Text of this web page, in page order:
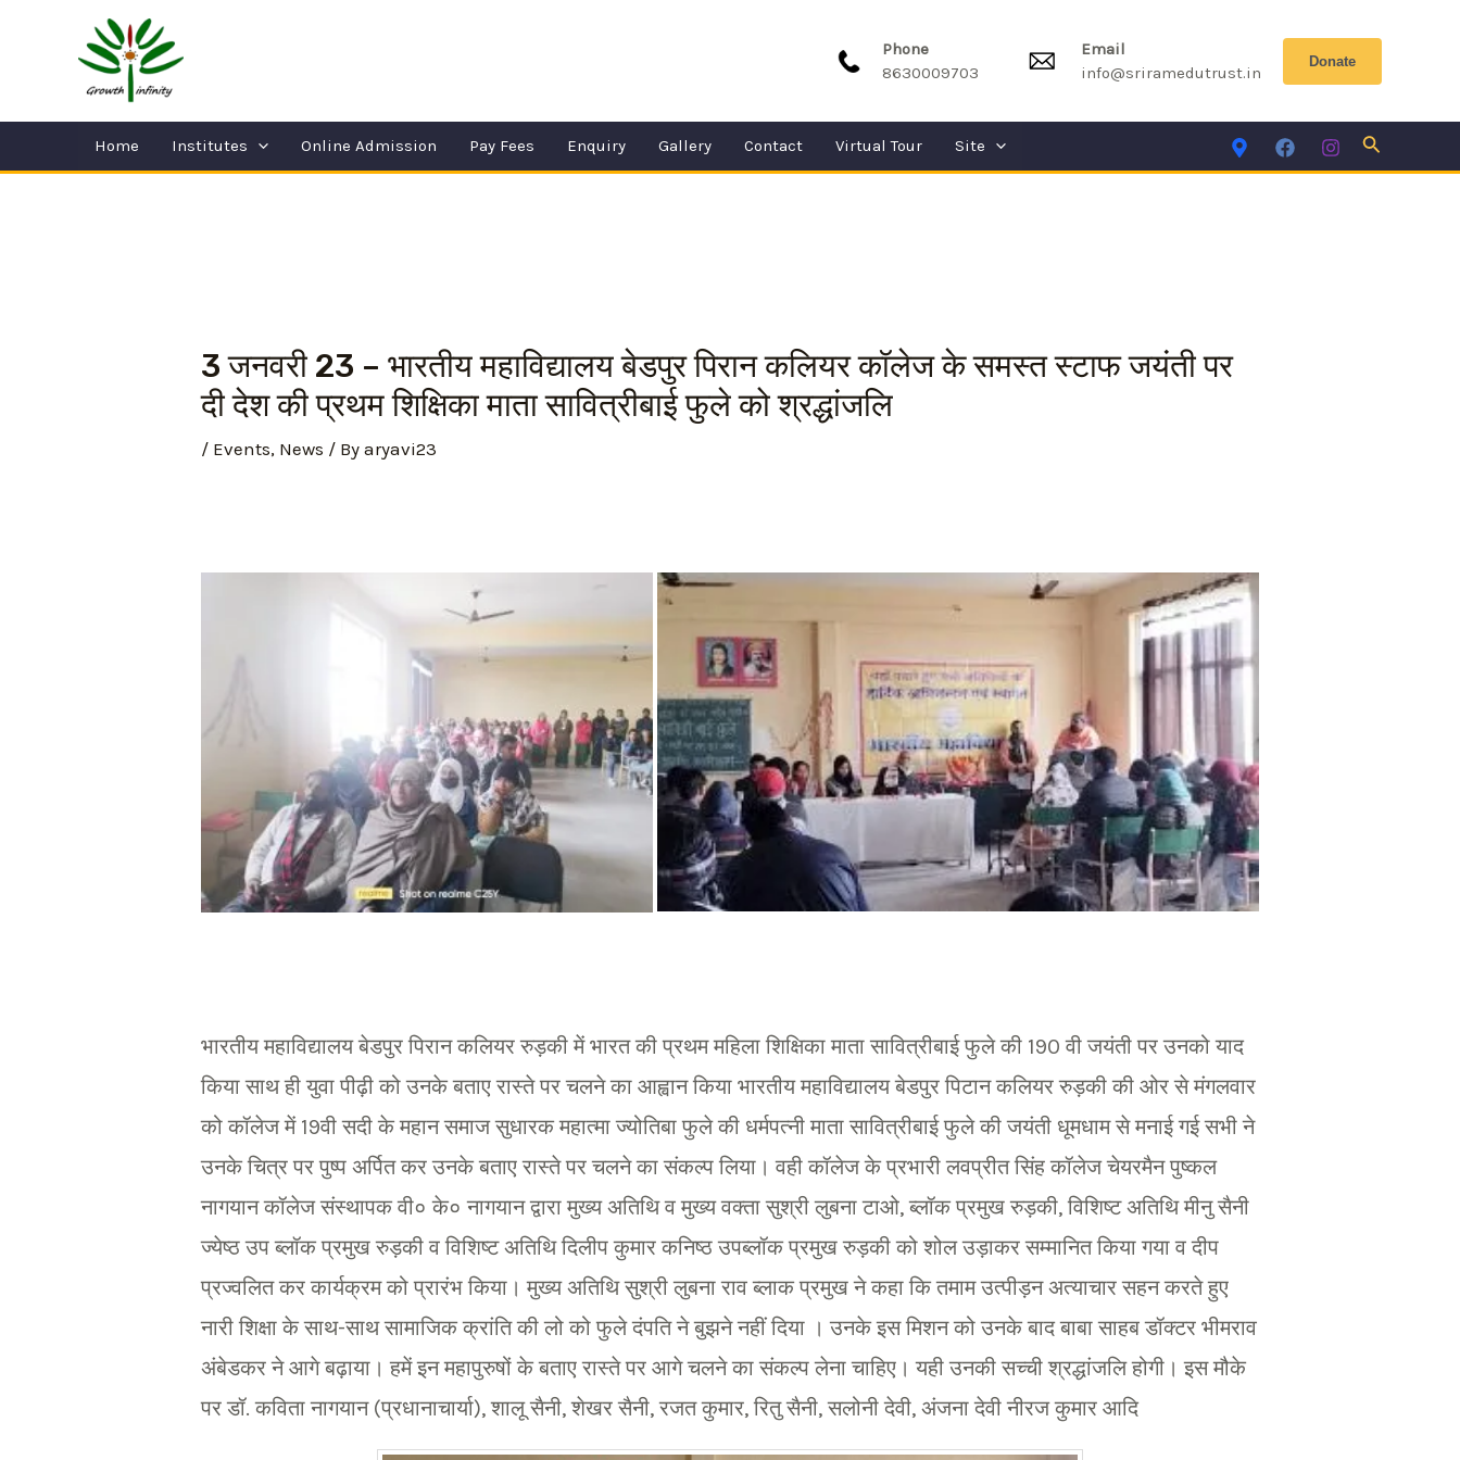
Phone
8630009703
Email
info@sriramedutrust.in
Donate
Home Institutes Online Admission Pay Fees Enquiry Gallery Contact Virtual Tour Site Search
3 जनवरी 23 – भारतीय महाविद्यालय बेडपुर पिरान कलियर कॉलेज के समस्त स्टाफ जयंती पर
दी देश की प्रथम शिक्षिका माता सावित्रीबाई फुले को श्रद्धांजलि
/ Events, News / Byaryavi23
भारतीय महाविद्यालय बेडपुर पिरान कलियर रुड़की में भारत की प्रथम महिला शिक्षिका माता सावित्रीबाई फुले की 190 वी जयंती पर उनको याद
किया साथ ही युवा पीढ़ी को उनके बताए रास्ते पर चलने का आह्वान किया भारतीय महाविद्यालय बेडपुर पिटान कलियर रुड़की की ओर से मंगलवार
को कॉलेज में 19वी सदी के महान समाज सुधारक महात्मा ज्योतिबा फुले की धर्मपत्नी माता सावित्रीबाई फुले की जयंती धूमधाम से मनाई गई सभी ने
उनके चित्र पर पुष्प अर्पित कर उनके बताए रास्ते पर चलने का संकल्प लिया। वही कॉलेज के प्रभारी लवप्रीत सिंह कॉलेज चेयरमैन पुष्कल
नागयान कॉलेज संस्थापक वी० के० नागयान द्वारा मुख्य अतिथि व मुख्य वक्ता सुश्री लुबना टाओ, ब्लॉक प्रमुख रुड़की, विशिष्ट अतिथि मीनु सैनी
ज्येष्ठ उप ब्लॉक प्रमुख रुड़की व विशिष्ट अतिथि दिलीप कुमार कनिष्ठ उपब्लॉक प्रमुख रुड़की को शोल उड़ाकर सम्मानित किया गया व दीप
प्रज्वलित कर कार्यक्रम को प्रारंभ किया। मुख्य अतिथि सुश्री लुबना राव ब्लाक प्रमुख ने कहा कि तमाम उत्पीड़न अत्याचार सहन करते हुए
नारी शिक्षा के साथ-साथ सामाजिक क्रांति की लो को फुले दंपति ने बुझने नहीं दिया । उनके इस मिशन को उनके बाद बाबा साहब डॉक्टर भीमराव
अंबेडकर ने आगे बढ़ाया। हमें इन महापुरुषों के बताए रास्ते पर आगे चलने का संकल्प लेना चाहिए। यही उनकी सच्ची श्रद्धांजलि होगी। इस मौके
पर डॉ. कविता नागयान (प्रधानाचार्या), शालू सैनी, शेखर सैनी, रजत कुमार, रितु सैनी, सलोनी देवी, अंजना देवी नीरज कुमार आदि
Post
navigation